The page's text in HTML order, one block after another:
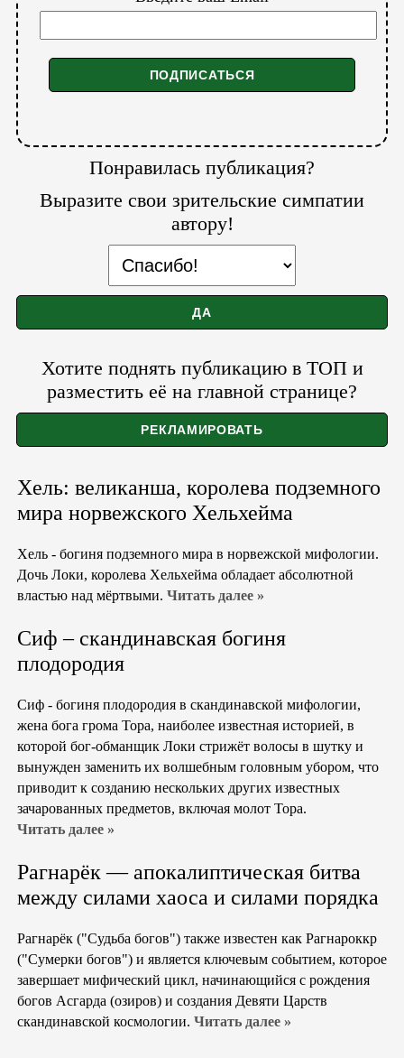
Понравилась публикация?
Выразите свои зрительские симпатии
автору!
Хотите поднять публикацию в ТОП и
разместить её на главной странице?
Хель: великанша, королева подземного
мира норвежского Хельхейма
Хель - богиня подземного мира в норвежской мифологии.
Дочь Локи, королева Хельхейма обладает абсолютной
властью над мёртвыми. Читать далее »
Сиф – скандинавская богиня
плодородия
Сиф - богиня плодородия в скандинавской мифологии,
жена бога грома Тора, наиболее известная историей, в
которой бог-обманщик Локи стрижёт волосы в шутку и
вынужден заменить их волшебным головным убором, что
приводит к созданию нескольких других известных
зачарованных предметов, включая молот Тора.
Читать далее »
Рагнарёк — апокалиптическая битва
между силами хаоса и силами порядка
Рагнарёк ("Судьба богов") также известен как Рагнароккр
("Сумерки богов") и является ключевым событием, которое
завершает мифический цикл, начинающийся с рождения
богов Асгарда (озиров) и создания Девяти Царств
скандинавской космологии. Читать далее »